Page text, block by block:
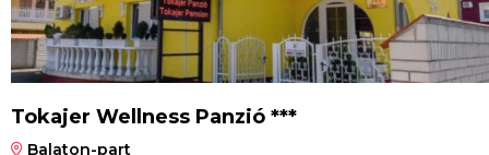
Tokajer Wellness Panzió ***
Balaton-part